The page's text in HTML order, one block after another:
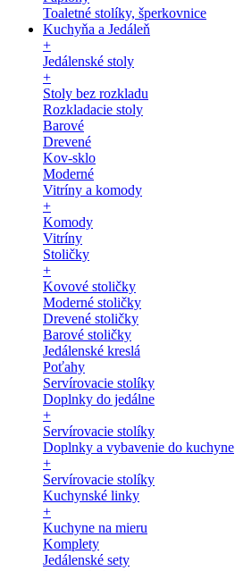
Toaletné stolíky, šperkovnice
Kuchyňa a Jedáleň
+
Jedálenské stoly
+
Stoly bez rozkladu
Rozkladacie stoly
Barové
Drevené
Kov-sklo
Moderné
Vitríny a komody
+
Komody
Vitríny
Stoličky
+
Kovové stoličky
Moderné stoličky
Drevené stoličky
Barové stoličky
Jedálenské kreslá
Poťahy
Servírovacie stolíky
Doplnky do jedálne
+
Servírovacie stolíky
Doplnky a vybavenie do kuchyne
+
Servírovacie stolíky
Kuchynské linky
+
Kuchyne na mieru
Komplety
Jedálenské sety